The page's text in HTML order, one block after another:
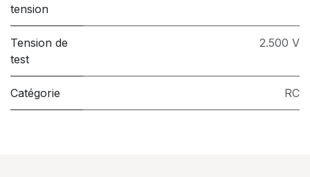
tension
Tension de
test
2.500 V
Catégorie RC